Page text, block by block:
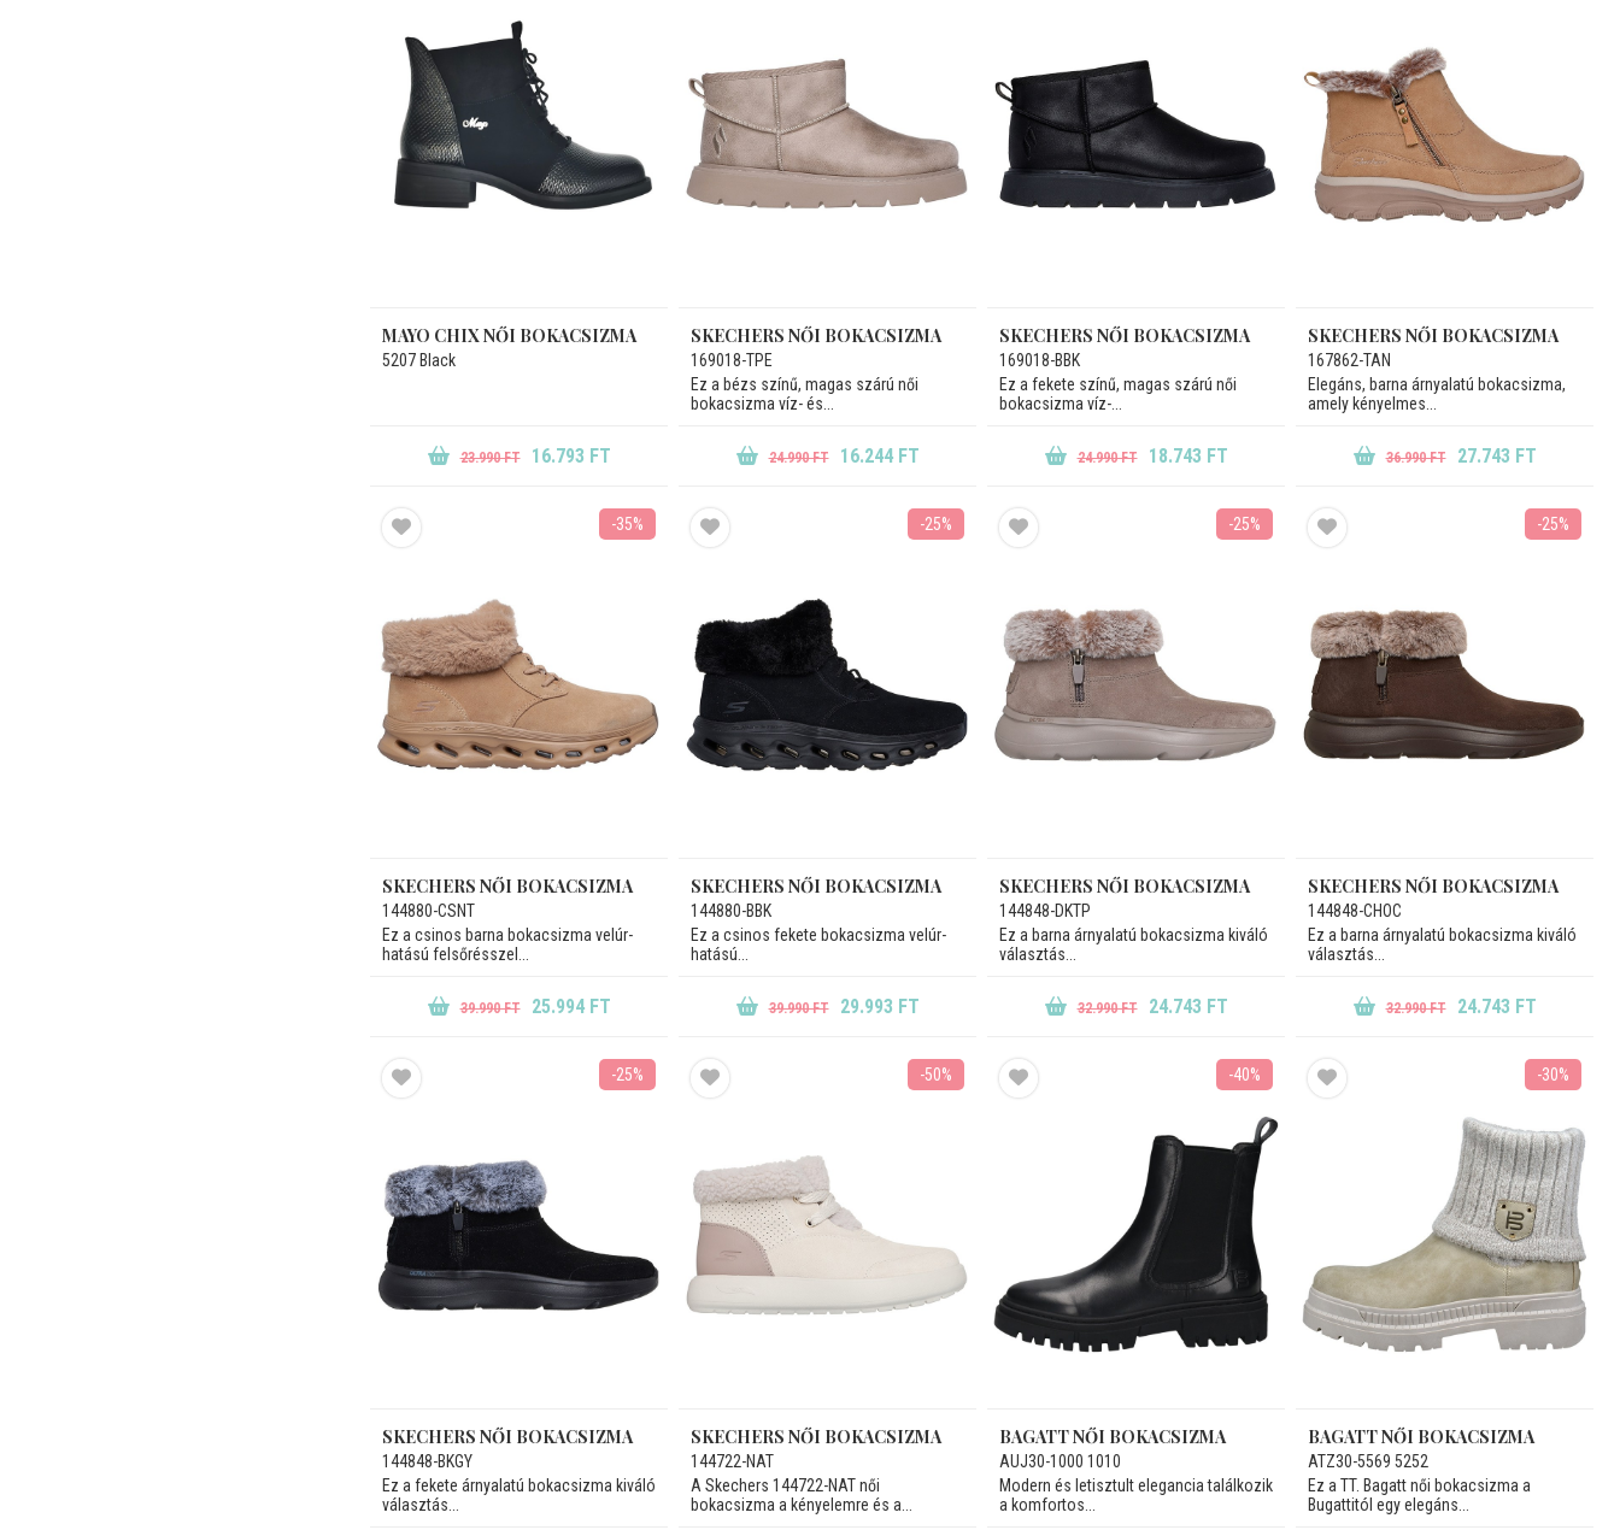
MAYO CHIX NŐI BOKACSIZMA
5207 Black
23.990 FT 16.793 FT
SKECHERS NŐI BOKACSIZMA
169018-TPE
Ez a bézs színű, magas szárú női
bokacsizma víz- és...
24.990 FT 16.244 FT
SKECHERS NŐI BOKACSIZMA
169018-BBK
Ez a fekete színű, magas szárú női
bokacsizma víz-...
24.990 FT 18.743 FT
SKECHERS NŐI BOKACSIZMA
167862-TAN
Elegáns, barna árnyalatú bokacsizma,
amely kényelmes...
36.990 FT 27.743 FT
-35%
SKECHERS NŐI BOKACSIZMA
144880-CSNT
Ez a csinos barna bokacsizma velúr-
hatású felsőrésszel...
39.990 FT 25.994 FT
-25%
SKECHERS NŐI BOKACSIZMA
144880-BBK
Ez a csinos fekete bokacsizma velúr-
hatású...
39.990 FT 29.993 FT
-25%
SKECHERS NŐI BOKACSIZMA
144848-DKTP
Ez a barna árnyalatú bokacsizma kiváló
választás...
32.990 FT 24.743 FT
-25%
SKECHERS NŐI BOKACSIZMA
144848-CHOC
Ez a barna árnyalatú bokacsizma kiváló
választás...
32.990 FT 24.743 FT
-25%
SKECHERS NŐI BOKACSIZMA
144848-BKGY
Ez a fekete árnyalatú bokacsizma kiváló
választás...
-50%
SKECHERS NŐI BOKACSIZMA
144722-NAT
A Skechers 144722-NAT női
bokacsizma a kényelemre és a...
-40%
BAGATT NŐI BOKACSIZMA
AUJ30-1000 1010
Modern és letisztult elegancia találkozik
a komfortos...
-30%
BAGATT NŐI BOKACSIZMA
ATZ30-5569 5252
Ez a TT. Bagatt női bokacsizma a
Bugattitól egy elegáns...